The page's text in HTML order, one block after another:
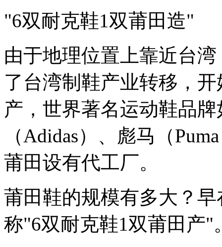
"6双耐克鞋1双莆田造"
由于地理位置上靠近台
了台湾制鞋产业转移，
产，世界著名运动鞋品
（Adidas）、彪马（
莆田设有代工厂。
莆田鞋的规模有多大？
称"6双耐克鞋1双莆田产"